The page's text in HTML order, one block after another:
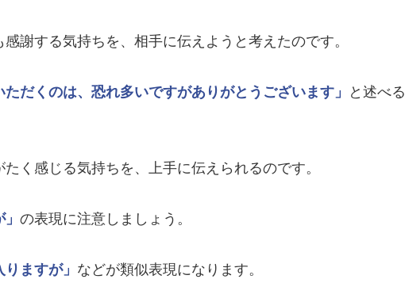
謝する気持ちを、相手に伝えようと考えたのです。
ただくのは、恐れ多いですがありがとうございます」
と述べる
く感じる気持ちを、上手に伝えられるのです。
の表現に注意しましょう。
りますが」 などが類似表現になります。